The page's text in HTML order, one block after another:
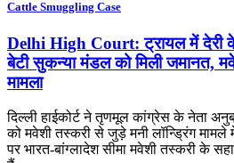
Cattle Smuggling Case
Delhi High Court: ट्रायल में देरी
बेटी सुकन्या मंडल को मिली जमानत,
मामला
दिल्ली हाईकोर्ट ने तृणमूल कांग्रेस के नेता
को मवेशी तस्करी से जुड़े मनी लॉन्ड्रिंग
पर भारत-बांग्लादेश सीमा मवेशी तस्करी के